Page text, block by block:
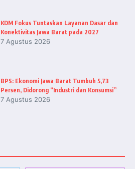
KDM Fokus Tuntaskan Layanan Dasar dan
Konektivitas Jawa Barat pada 2027
7 Agustus 2026
BPS: Ekonomi Jawa Barat Tumbuh 5,73
Persen, Didorong “Industri dan Konsumsi”
7 Agustus 2026